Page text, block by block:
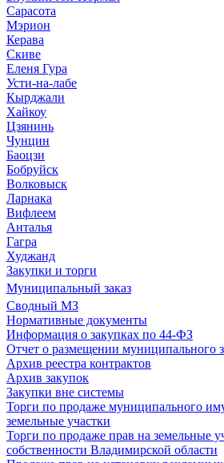
Сарасота
Мэрион
Керава
Скиве
Еленя Гура
Усти-на-лабе
Кырджали
Хайкоу
Цзянинь
Чунцин
Баоцзи
Бобруйск
Волковыск
Ларнака
Вифлеем
Анталья
Гагра
Худжанд
Закупки и торги
Муниципальный заказ
Сводный МЗ
Нормативные документы
Информация о закупках по 44-ФЗ
Отчет о размещении муниципального
Архив реестра контрактов
Архив закупок
Закупки вне системы
Торги по продаже муниципального
земельные участки
Торги по продаже прав на земельные
собственности Владимирской области